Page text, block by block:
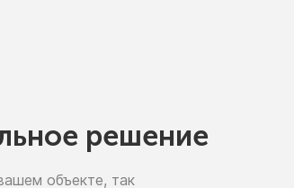
решение
объекте, так